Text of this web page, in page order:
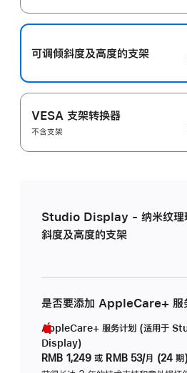
可调倾斜度及高‍度的支‍架
VESA 支架转换器
不含支架
Studio Display - 纳米纹理
斜度及高度的支架
是否要添加 AppleCare+ 服
AppleCare+ 服务计划 (适用于
Display)
RMB 1,249 或 RMB 53/月 (24 期)